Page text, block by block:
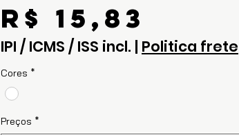
R$ 15,83
IPI / ICMS / ISS incl. | Politica frete
Cores *
Preços *